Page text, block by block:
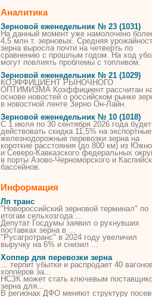
Аналитика
Зерновой еженедельник № 23 (1031)
Наданный момент уже намолочено
4,5 млн т. зерновых. Средняя
зерна выросла почти на четверть по
сравнению с прошлым годом.На ход
могут повлиять проблемы с топливом.
Зерновой еженедельник № 21 (1029)
КОЭФФИЦИЕНТ РЫНОЧНОГО
ОПТИМИЗМА Коэффициент рассчитан
основе новостей о российском рынке
в новостной ленте Зерно Он-Лайн.
Зерновой еженедельник № 10 (1018)
С 1 июля по 30 сентября 2026 года будет
действовать скидка 11,5% на экспортные
железнодорожные перевозки зерна на
короткие расстояния (до 800 км) из
и Северо-Кавказского федеральных
в порты Азово-Черноморского и
бассейнов.
Информация
Лп транс
"Новороссийский зерновой терминал" по
итогам сельхозгода ...
Депутат Госдумы заявил о рухнувших
поставках зерна в ...
"Русагротранс" в 2024 году увеличил
выручку на 6% и снизил ...
Хоппер для перевозки зерна
... терпит убытки и распродает 40
хопперов за...
НСЗК может стать ключевым
зерна для...
В регионах ДФО меняют структуру